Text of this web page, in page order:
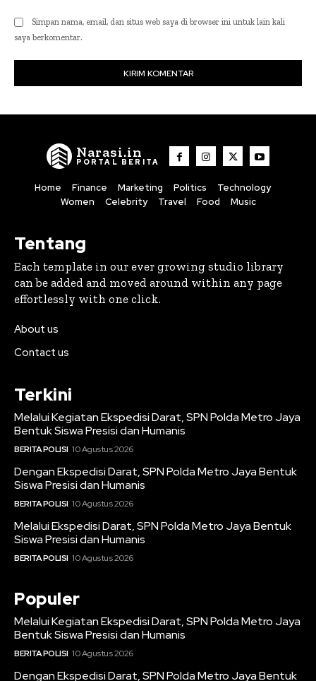
Simpan nama, email, dan situs web saya di browser ini untuk lain kali
saya berkomentar.
Narasi.in
PORTAL BERITA
Home Finance Marketing Politics
Technology
Women
Celebrity Travel Food Music
Tentang
Each template in our ever growing studio library
can be added and moved around within any page
effortlessly with one click.
About us
Contact us
Terkini
Melalui Kegiatan Ekspedisi Darat, SPN Polda Metro Jaya
Bentuk Siswa Presisi dan Humanis
BERITA POLISI 10 Agustus 2026
Dengan Ekspedisi Darat, SPN Polda Metro Jaya Bentuk
Siswa Presisi dan Humanis
BERITA POLISI 10 Agustus 2026
Melalui Ekspedisi Darat, SPN Polda Metro Jaya Bentuk
Siswa Presisi dan Humanis
BERITA POLISI 10 Agustus 2026
Populer
Melalui Kegiatan Ekspedisi Darat, SPN Polda Metro Jaya
Bentuk Siswa Presisi dan Humanis
BERITA POLISI 10 Agustus 2026
Dengan Ekspedisi Darat, SPN Polda Metro Jaya Bentuk